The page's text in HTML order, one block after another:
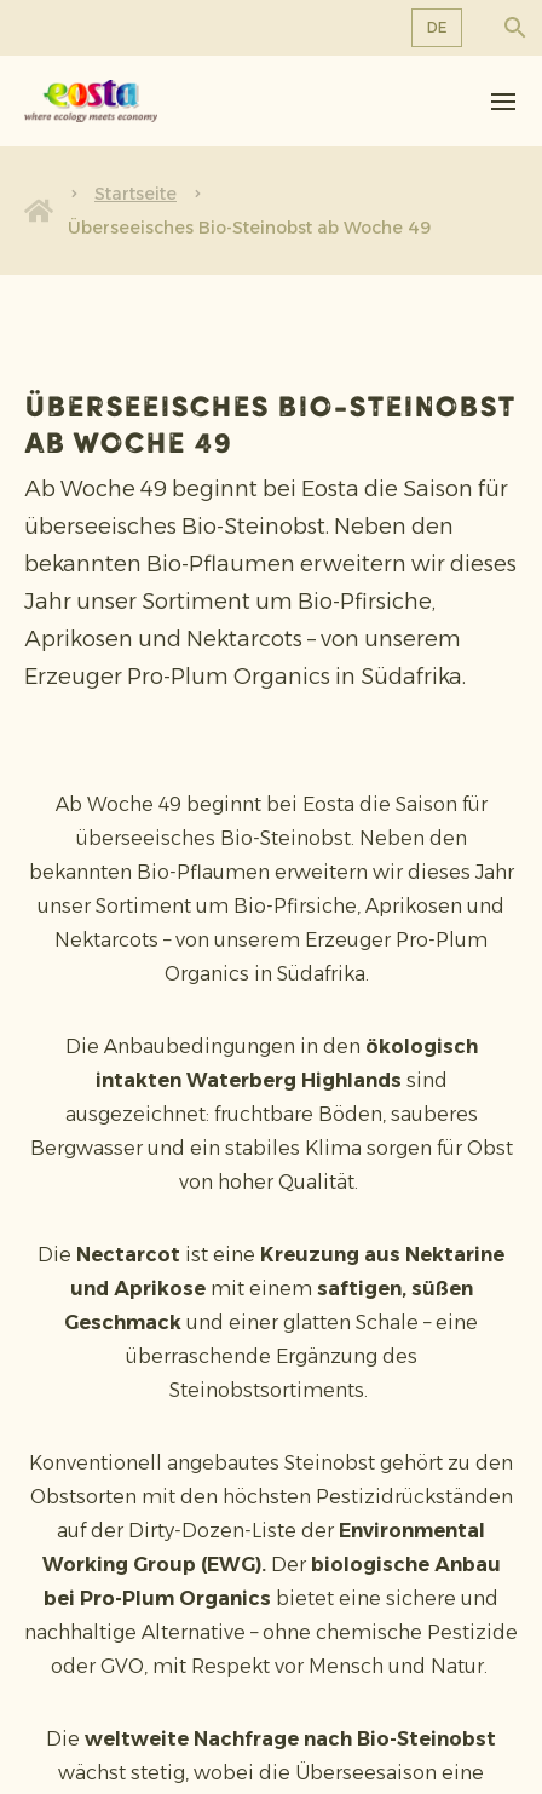
DE
Über uns
Produkte
Nachhaltigkeit
Startseite
Überseeisches Bio-Steinobst ab Woche 49
Überseeisches Bio-Steinobst
ab Woche 49
Ab Woche 49 beginnt bei Eosta die Saison für
überseeisches Bio-Steinobst. Neben den
bekannten Bio-Pflaumen erweitern wir dieses
Jahr unser Sortiment um Bio-Pfirsiche,
Aprikosen und Nektarcots – von unserem
Erzeuger Pro-Plum Organics in Südafrika.
Ab Woche 49 beginnt bei Eosta die Saison für
überseeisches Bio-Steinobst. Neben den
bekannten Bio-Pflaumen erweitern wir dieses Jahr
unser Sortiment um Bio-Pfirsiche, Aprikosen und
Nektarcots – von unserem Erzeuger Pro-Plum
Organics in Südafrika.
Die Anbaubedingungen in den ökologisch
intakten Waterberg Highlands sind
ausgezeichnet: fruchtbare Böden, sauberes
Bergwasser und ein stabiles Klima sorgen für Obst
von hoher Qualität.
Die Nectarcot ist eine Kreuzung aus Nektarine
und Aprikosemit einem saftigen, süßen
Geschmack und einer glatten Schale – eine
überraschende Ergänzung des
Steinobstsortiments.
Konventionell angebautes Steinobst gehört zu den
Obstsorten mit den höchsten Pestizidrückständen
auf der Dirty-Dozen-Liste der Environmental
Working Group (EWG). Derbiologische Anbau
bei Pro-Plum Organics bietet eine sichere und
nachhaltige Alternative – ohne chemische Pestizide
oder GVO, mit Respekt vor Mensch und Natur.
Die weltweite Nachfrage nach Bio-Steinobst
wächst stetig, wobei die Überseesaison eine